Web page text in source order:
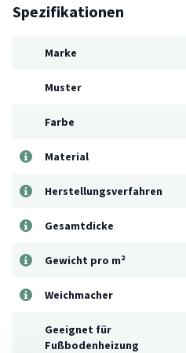
Spezifikationen
Marke
Muster
Farbe
Material
Herstellungsverfahren
Gesamtdicke
Gewicht pro m²
Weichmacher
Geeignet für
Fußbodenheizung